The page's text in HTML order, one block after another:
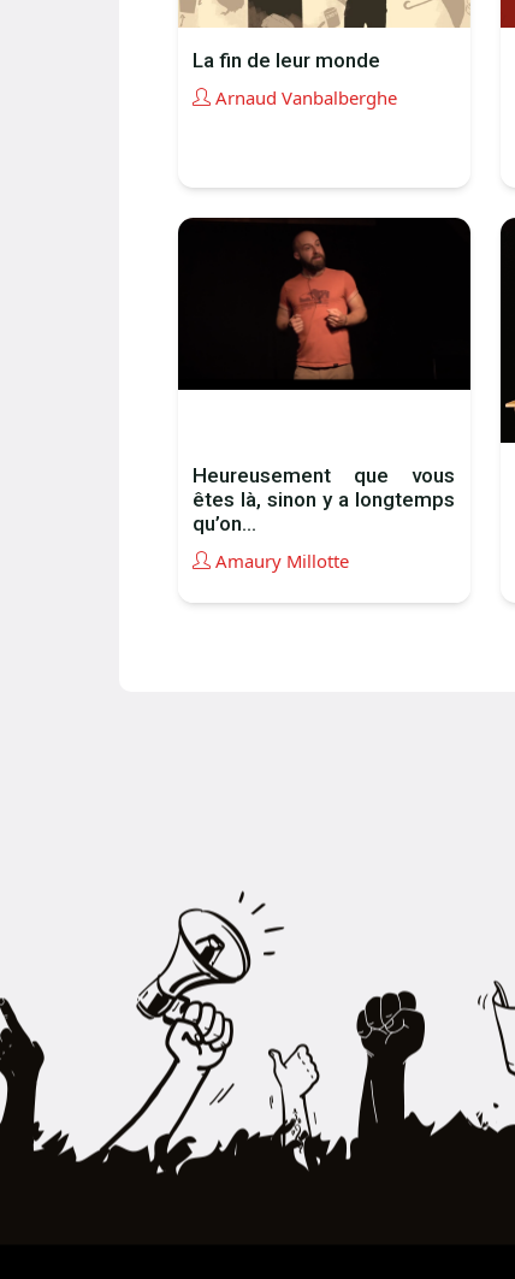
La fin de leur monde
Arnaud Vanbalberghe
Heureusement que vous
êtes là, sinon y a longtemps
qu’on...
Amaury Millotte